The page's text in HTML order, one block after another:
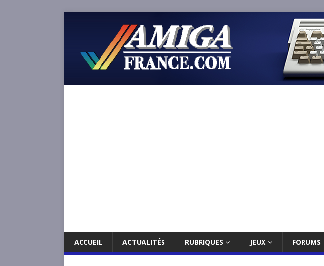
ACCUEIL ACTUALITÉS RUBRIQUES JEUX FORUMS